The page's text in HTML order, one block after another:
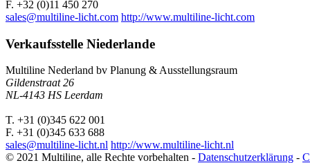
F. +32 (0)11 450 270
sales@multiline-licht.com http://www.multiline-licht.com
Verkaufsstelle Niederlande
Multiline Nederland bv Planung & Ausstellungsraum
Gildenstraat 26
NL-4143 HS Leerdam
T. +31 (0)345 622 001
F. +31 (0)345 633 688
sales@multiline-licht.nl http://www.multiline-licht.nl
© 2021 Multiline, alle Rechte vorbehalten - Datenschutzerklärung -